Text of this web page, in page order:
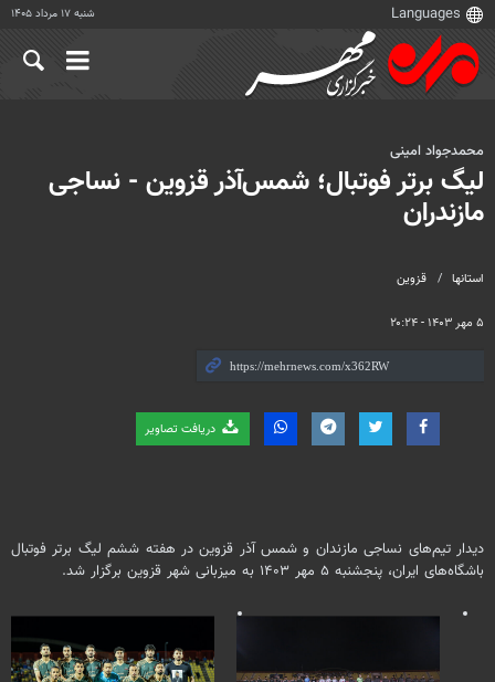
شنبه ۱۷ مرداد ۱۴۰۵
استانها قزوین
۵ مهر ۱۴۰۳ - ۲۰:۲۴
دریافت تصاویر
محمدجواد امینی
لیگ برتر فوتبال؛ شمس‌آذر قزوین - نساجی
مازندران
دیدار تیم‌های نساجی مازندان و شمس آذر قزوین در هفته ششم لیگ برتر فوتبال
باشگاه‌های ایران، پنجشنبه ۵ مهر ۱۴۰۳ به میزبانی شهر قزوین برگزار شد.